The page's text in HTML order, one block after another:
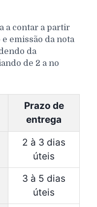
a contar a partir
emissão da nota
da
de 2 a no
Prazo de
entrega
2 à 3 dias
úteis
3 à 5 dias
úteis